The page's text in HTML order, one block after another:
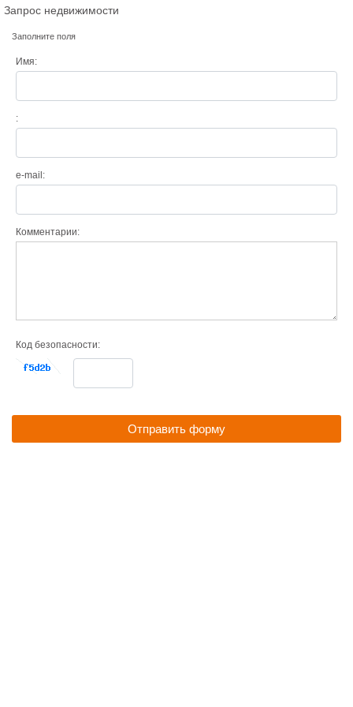
Запрос недвижимости
Заполните поля
Имя:
:
e-mail:
Комментарии:
Код безопасности: